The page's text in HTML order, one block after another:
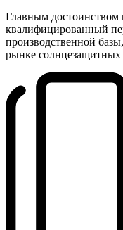
Главным достоинством
квалифицированный
производственной
рынке солнцезащитных